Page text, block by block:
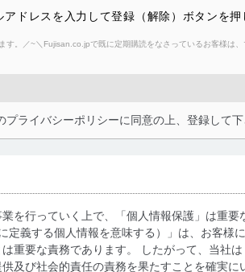
ドレスを入力して登録（解除）ボタンを押
。／~＼Fujisan.co.jpで既に定期購読をなさっているお客様は
プライバシーポリシーに同意の上、登録して下
を行っていく上で、「個人情報保護」は重
定義する個人情報を意味する）」は、お客様
重要な責務であります。 したがって、当社
及び社会的責任の責務を果たすことを確実に